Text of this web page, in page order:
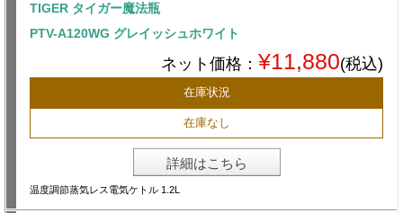
TIGER タイガー魔法瓶
PTV-A120WG グレイッシュホワイト
ネット価格： ¥11,880(税込)
在庫状況
在庫なし
詳細はこちら
温度調節蒸気レス電気ケトル 1.2L